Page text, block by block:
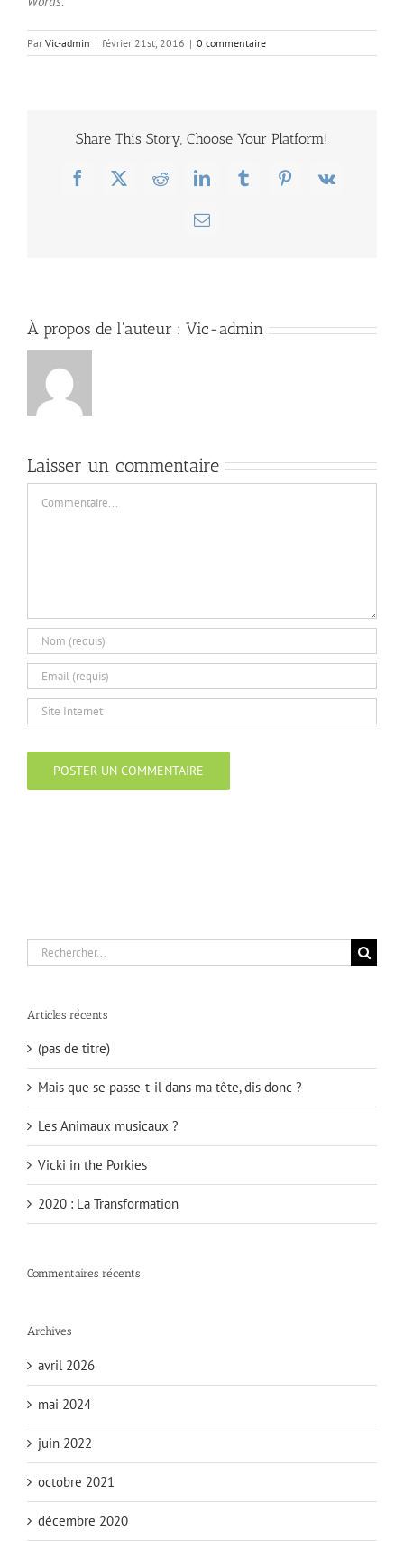
Par Vic-admin | février 21st, 2016 | 0 commentaire
Share This Story, Choose Your Platform!
Facebook
X RedditLinkedInTumblrPinterest
Vk
Email
À propos de l'auteur : Vic-admin
Laisser un commentaire
Rechercher:
Articles récents
(pas de titre)
Mais que se passe-t-il dans ma tête, dis donc ?
Les Animaux musicaux ?
Vicki in the Porkies
2020 : La Transformation
Commentaires récents
Archives
avril 2026
mai 2024
juin 2022
octobre 2021
décembre 2020